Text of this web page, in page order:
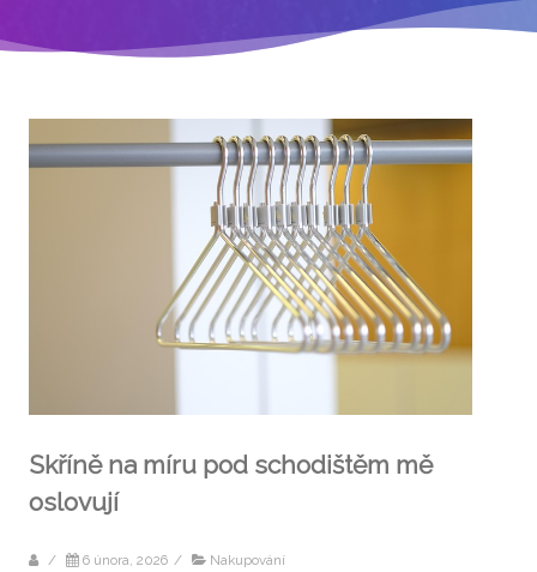
Skříně na míru pod schodištěm mě
oslovují
/ 6 února, 2026 / Nakupování